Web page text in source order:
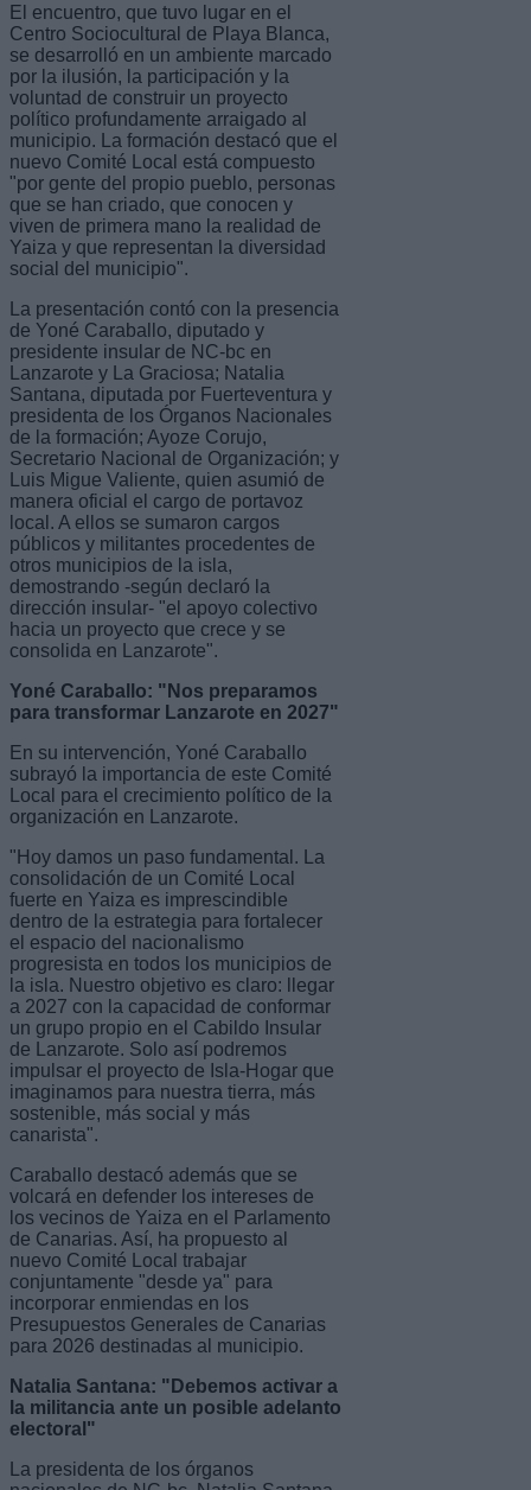
El encuentro, que tuvo lugar en el
Centro Sociocultural de Playa Blanca,
se desarrolló en un ambiente marcado
por la ilusión, la participación y la
voluntad de construir un proyecto
político profundamente arraigado al
municipio. La formación destacó que el
nuevo Comité Local está compuesto
"por gente del propio pueblo, personas
que se han criado, que conocen y
viven de primera mano la realidad de
Yaiza y que representan la diversidad
social del municipio".
La presentación contó con la presencia
de Yoné Caraballo, diputado y
presidente insular de NC-bc en
Lanzarote y La Graciosa; Natalia
Santana, diputada por Fuerteventura y
presidenta de los Órganos Nacionales
de la formación; Ayoze Corujo,
Secretario Nacional de Organización; y
Luis Migue Valiente, quien asumió de
manera oficial el cargo de portavoz
local. A ellos se sumaron cargos
públicos y militantes procedentes de
otros municipios de la isla,
demostrando -según declaró la
dirección insular- "el apoyo colectivo
hacia un proyecto que crece y se
consolida en Lanzarote".
Yoné Caraballo: "Nos preparamos
para transformar Lanzarote en 2027"
En su intervención, Yoné Caraballo
subrayó la importancia de este Comité
Local para el crecimiento político de la
organización en Lanzarote.
"Hoy damos un paso fundamental. La
consolidación de un Comité Local
fuerte en Yaiza es imprescindible
dentro de la estrategia para fortalecer
el espacio del nacionalismo
progresista en todos los municipios de
la isla. Nuestro objetivo es claro: llegar
a 2027 con la capacidad de conformar
un grupo propio en el Cabildo Insular
de Lanzarote. Solo así podremos
impulsar el proyecto de Isla-Hogar que
imaginamos para nuestra tierra, más
sostenible, más social y más
canarista".
Caraballo destacó además que se
volcará en defender los intereses de
los vecinos de Yaiza en el Parlamento
de Canarias. Así, ha propuesto al
nuevo Comité Local trabajar
conjuntamente "desde ya" para
incorporar enmiendas en los
Presupuestos Generales de Canarias
para 2026 destinadas al municipio.
Natalia Santana: "Debemos activar a
la militancia ante un posible adelanto
electoral"
La presidenta de los órganos